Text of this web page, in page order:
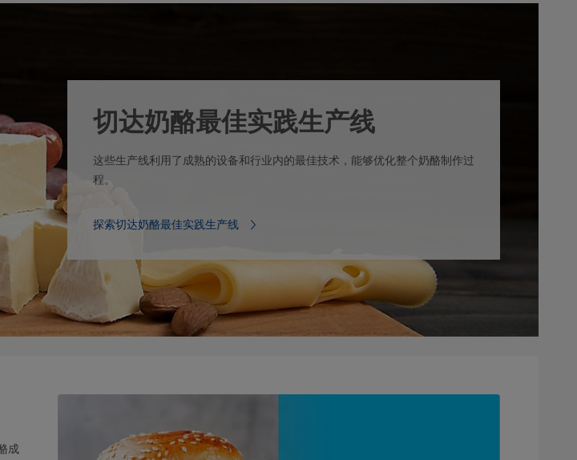
切达奶酪最佳实践生产线
这些生产线利用了成熟的设备和行业内的最佳技术，能够优化整个奶酪制作过
程。
探索切达奶酪最佳实践生产线
成